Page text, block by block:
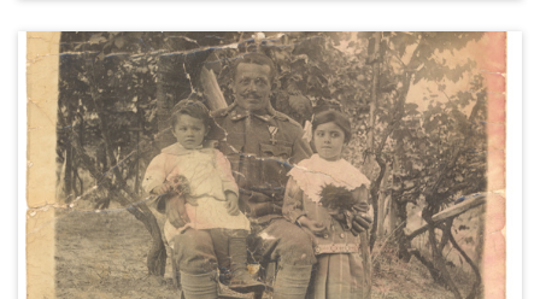
Sul retro è in formato cartolina e riporta
"Ferrania".
La stampa misura 10,5x6 cm ed ha un
bordo bianco dentellato.